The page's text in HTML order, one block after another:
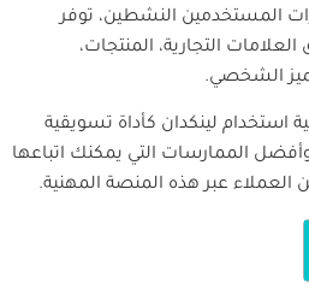
المستخدمين النشطين، توفر
التجارية، المنتجات،
الشخصي.
استخدام لينكدان كأداة تسويقية
الممارسات التي يمكنك اتباعها
العملاء عبر هذه المنصة المهنية.